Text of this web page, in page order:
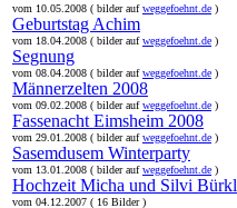
vom 10.05.2008 ( bilder aufweggefoehnt.de )
Geburtstag Achim
vom 18.04.2008 ( bilder aufweggefoehnt.de )
Segnung
vom 08.04.2008 ( bilder aufweggefoehnt.de )
Männerzelten 2008
vom 09.02.2008 ( bilder aufweggefoehnt.de )
Fassenacht Eimsheim 2008
vom 29.01.2008 ( bilder aufweggefoehnt.de )
Sasemdusem Winterparty
vom 13.01.2008 ( bilder aufweggefoehnt.de )
Hochzeit Micha und Silvi Bürkl
vom 04.12.2007 ( 16 Bilder )